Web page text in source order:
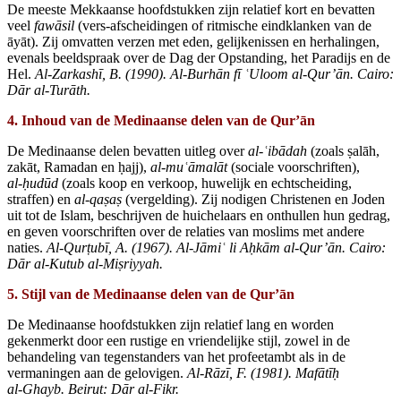
De meeste Mekkaanse hoofdstukken zijn relatief kort en bevatten
veel fawāsil (vers-afscheidingen of ritmische eindklanken van de
āyāt). Zij omvatten verzen met eden, gelijkenissen en herhalingen,
evenals beeldspraak over de Dag der Opstanding, het Paradijs en de
Hel. Al‑Zarkashī, B. (1990). Al‑Burhān fī ʿUloom al‑Qur’ān. Cairo:
Dār al‑Turāth.
4. Inhoud van de Medinaanse delen van de Qur’ān
De Medinaanse delen bevatten uitleg overal‑ʿibādah (zoals ṣalāh,
zakāt, Ramadan en ḥajj), al‑muʿāmalāt(sociale voorschriften),
al‑ḥudūd (zoals koop en verkoop, huwelijk en echtscheiding,
straffen) en al‑qaṣaṣ (vergelding). Zij nodigen Christenen en Joden
uit tot de Islam, beschrijven de huichelaars en onthullen hun gedrag,
en geven voorschriften over de relaties van moslims met andere
naties. Al‑Qurṭubī, A. (1967). Al‑Jāmiʿ li Aḥkām al‑Qur’ān. Cairo:
Dār al‑Kutub al‑Miṣriyyah.
5. Stijl van de Medinaanse delen van de Qur’ān
De Medinaanse hoofdstukken zijn relatief lang en worden
gekenmerkt door een rustige en vriendelijke stijl, zowel in de
behandeling van tegenstanders van het profeetambt als in de
vermaningen aan de gelovigen. Al‑Rāzī, F. (1981). Mafātīḥ
al‑Ghayb. Beirut: Dār al‑Fikr.